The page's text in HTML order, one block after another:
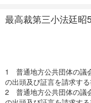
最高裁第三小法廷昭
1 普通地方公共団体の議
の出頭及び証言を請求す
2 普通地方公共団体の議